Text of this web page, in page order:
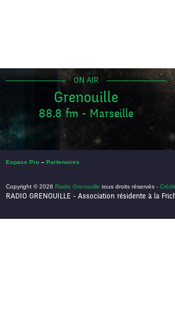
ON AIR
Grenouille
88.8 fm - Marseille
Espace Pro – Partenaires
Copyright © 2026 Radio Grenouille tous droits réservés -
RADIO GRENOUILLE - Association résidente à la